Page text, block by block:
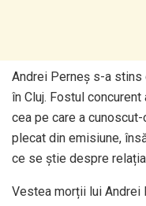
Andrei Perneș s-a stins
în Cluj. Fostul
cea pe care a
plecat din emisiune,
ce se știe despre
Vestea morții lui